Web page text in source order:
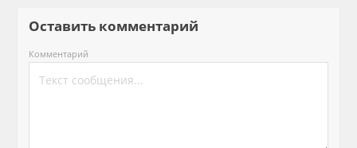
Оставить комментарий
Комментарий